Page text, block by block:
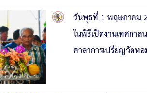
วันพุธที่ 1 พฤษภาคม
ในพิธีเปิดงานเทศกา
ศาลาการเปรียญวัดห